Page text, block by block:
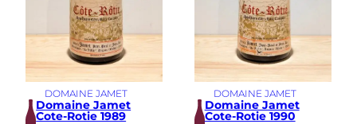
DOMAINE JAMET
Domaine Jamet
Cote-Rotie 1989
DOMAINE JAMET
Domaine Jamet
Cote-Rotie 1990